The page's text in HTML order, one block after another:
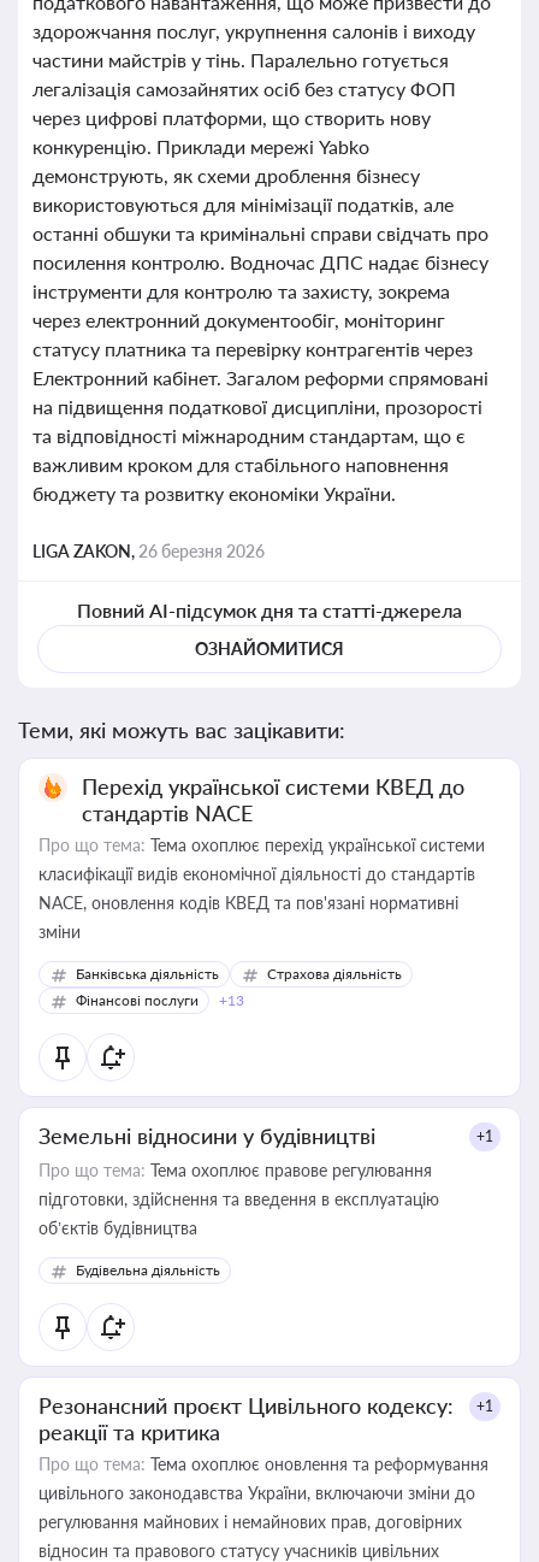
здорожчання послуг, укрупнення салонів і виходу
частини майстрів у тінь. Паралельно готується
легалізація самозайнятих осіб без статусу ФОП
через цифрові платформи, що створить нову
конкуренцію. Приклади мережі Yabko
демонструють, як схеми дроблення бізнесу
використовуються для мінімізації податків, але
останні обшуки та кримінальні справи свідчать про
посилення контролю. Водночас ДПС надає бізнесу
інструменти для контролю та захисту, зокрема
через електронний документообіг, моніторинг
статусу платника та перевірку контрагентів через
Електронний кабінет. Загалом реформи спрямовані
на підвищення податкової дисципліни, прозорості
та відповідності міжнародним стандартам, що є
важливим кроком для стабільного наповнення
бюджету та розвитку економіки України.
LIGA ZAKON, 26 березня 2026
Повний AI-підсумок дня та статті-джерела
ОЗНАЙОМИТИСЯ
Теми, які можуть вас зацікавити:
Перехід української системи КВЕД до
стандартів NACE
Про що тема: Тема охоплює перехід української системи
класифікації видів економічної діяльності до стандартів
NACE, оновлення кодів КВЕД та пов'язані нормативні
зміни
Банківська діяльність
Страхова діяльність
Фінансові послуги
+13
Земельні відносини у будівництві +1
Про що тема: Тема охоплює правове регулювання
підготовки, здійснення та введення в експлуатацію
об’єктів будівництва
Будівельна діяльність
Резонансний проєкт Цивільного кодексу:
реакції та критика
+1
Про що тема: Тема охоплює оновлення та реформування
цивільного законодавства України, включаючи зміни до
регулювання майнових і немайнових прав, договірних
відносин та правового статусу учасників цивільних